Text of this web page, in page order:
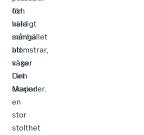
och
hela
samhället
blomstrar,
säger
Linn
Marinder.
för
väldigt
många
att
växa.
Det
skapar
en
stor
stolthet